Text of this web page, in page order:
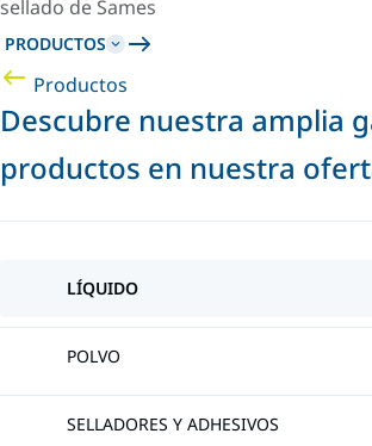
sellado de Sames
PRODUCTOS
Productos
Descubre nuestra amplia
productos en nuestra
LÍQUIDO
POLVO
SELLADORES Y ADHESIVOS